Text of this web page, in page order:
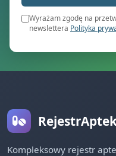
Wyrażam zgodę na
newslettera Polityka
Kompleksowy rejestr